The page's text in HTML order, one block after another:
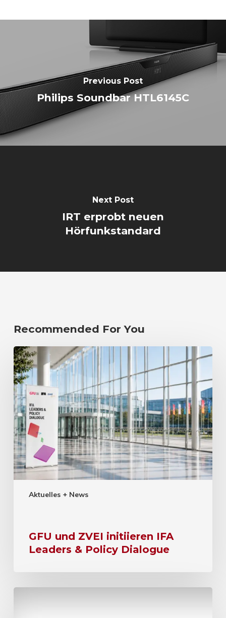
Previous Post
Philips Soundbar HTL6145C
Next Post
IRT erprobt neuen
Hörfunkstandard
Recommended For You
Aktuelles + News
GFU und ZVEI initiieren IFA
Leaders & Policy Dialogue